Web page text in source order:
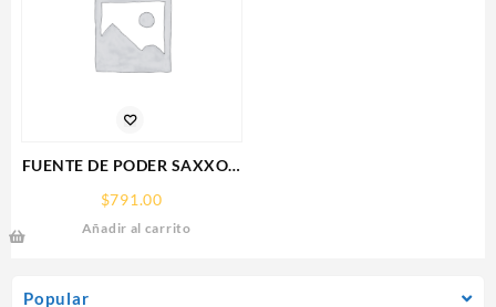
Popular
FUENTE DE PODER SAXXON
(PSU1210-D9)
REGULADA,12V,10
AMPERES,DISTRIBUIDOR
$791.00
Añadir al carrito